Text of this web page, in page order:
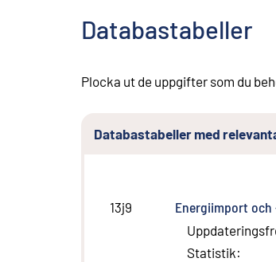
Databastabeller
Plocka ut de uppgifter som du
Databastabeller med
13j9 Energiimport
Statistik: